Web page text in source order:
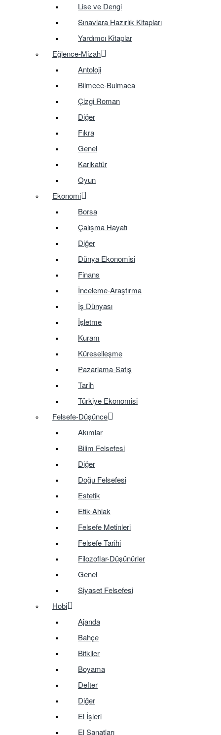
Lise ve Dengi
Sınavlara Hazırlık Kitapları
Yardımcı Kitaplar
Eğlence-Mizah
Antoloji
Bilmece-Bulmaca
Çizgi Roman
Diğer
Fıkra
Genel
Karikatür
Oyun
Ekonomi
Borsa
Çalışma Hayatı
Diğer
Dünya Ekonomisi
Finans
İnceleme-Araştırma
İş Dünyası
İşletme
Kuram
Küreselleşme
Pazarlama-Satış
Tarih
Türkiye Ekonomisi
Felsefe-Düşünce
Akımlar
Bilim Felsefesi
Diğer
Doğu Felsefesi
Estetik
Etik-Ahlak
Felsefe Metinleri
Felsefe Tarihi
Filozoflar-Düşünürler
Genel
Siyaset Felsefesi
Hobi
Ajanda
Bahçe
Bitkiler
Boyama
Defter
Diğer
El İşleri
El Sanatları